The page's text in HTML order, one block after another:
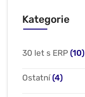
Kategorie
30 let s ERP (10)
Ostatní(4)